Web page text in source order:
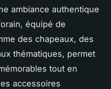
ambiance authentique
équipé de
des chapeaux, des
thématiques, permet
tout en
accessoires